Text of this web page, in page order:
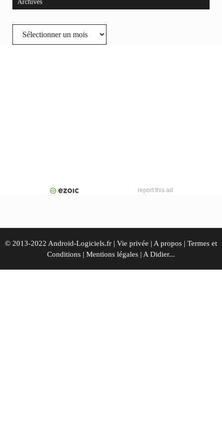
Archives
Archives
report this ad
© 2013-2022 Android-Logiciels.fr | Vie privée | A propos | Termes et
Conditions | Mentions légales | A Didier...